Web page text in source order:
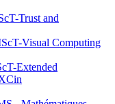
Trust and
Visual Computing
Extended